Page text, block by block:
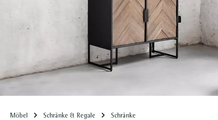
Möbel Schränke & Regale Schränke